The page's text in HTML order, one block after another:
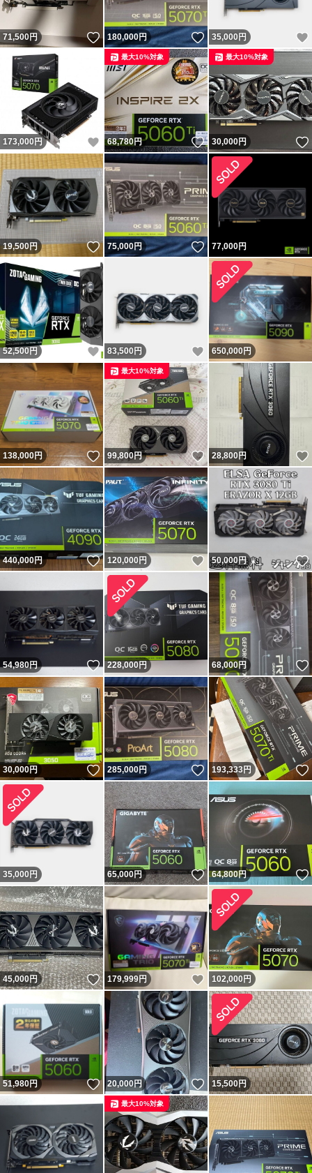
71,500円 いいね！
180,000円 いいね！
35,000 円
173,000 円 いいね！
68,780円 いいね！
最大10%対象
30,000円
最大10%対象
19,500円 いいね！
75,000円 いいね！
77,000円
52,500 円 いいね！
83,500 円 いいね！
650,000円
138,000円 いいね！
99,800円 いいね！
最大10%対象
28,800円
440,000円 いいね！
120,000 円 いいね！
50,000円
54,980円 いいね！
228,000円 68,000円
30,000円 いいね！
285,000円 いいね！
193,333円
35,000 円 65,000円 いいね！
64,800円
45,000円 いいね！
179,999円 いいね！
102,000円
51,980円 いいね！
20,000円 いいね！
15,500円
最大10%対象